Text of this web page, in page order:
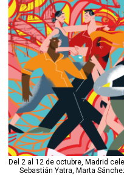
Del 2 al 12 de octubre, Madrid
Sebastián Yatra, Marta